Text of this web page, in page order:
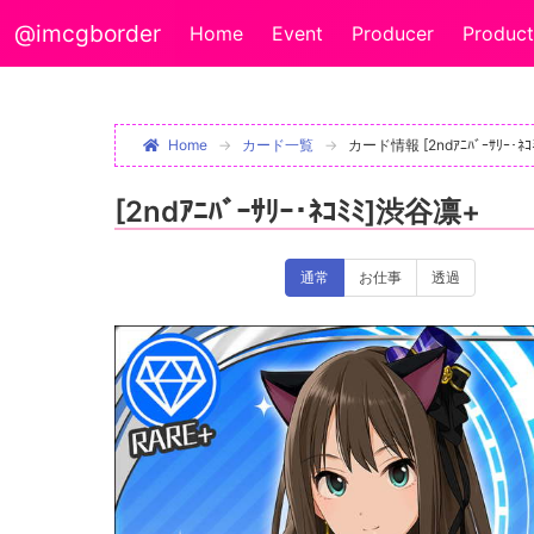
@imcgborder Home Event Producer
Home カード一覧 カード情報 [2ndｱﾆﾊﾞｰｻﾘｰ･ﾈ
[2ndｱﾆﾊﾞｰｻﾘｰ･ﾈｺﾐﾐ]渋谷凛+
通常 お仕事 透過